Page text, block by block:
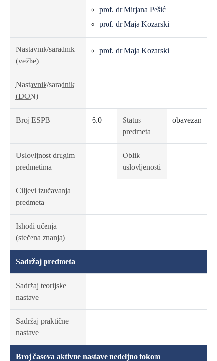
prof. dr Mirjana Pešić
prof. dr Maja Kozarski
Nastavnik/saradnik
(vežbe)
prof. dr Maja Kozarski
Nastavnik/saradnik
(DON)
Broj ESPB 6.0
Status
predmeta
obavezan
Uslovljnost drugim
predmetima
Oblik
uslovljenosti
Ciljevi izučavanja
predmeta
Ishodi učenja
(stečena znanja)
Sadržaj predmeta
Sadržaj teorijske
nastave
Sadržaj praktične
nastave
Broj časova aktivne nastave nedeljno tokom